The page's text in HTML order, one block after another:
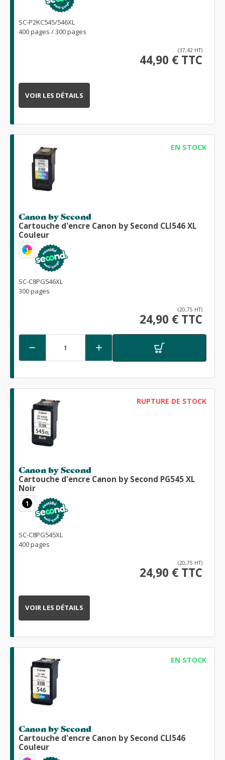
SC-P2KC545/546XL
400 pages / 300 pages
(37,42 HT)
44,90 € TTC
VOIR LES DÉTAILS
EN STOCK
Canon by Second
Cartouche d'encre Canon by Second CLI546 XL
Couleur
1
SC-C8PG546XL
300 pages
(20,75 HT)
24,90 € TTC
 
RUPTURE DE STOCK
Canon by Second
Cartouche d'encre Canon by Second PG545 XL
Noir
1
SC-C8PG545XL
400 pages
(20,75 HT)
24,90 € TTC
VOIR LES DÉTAILS
EN STOCK
Canon by Second
Cartouche d'encre Canon by Second CLI546
Couleur